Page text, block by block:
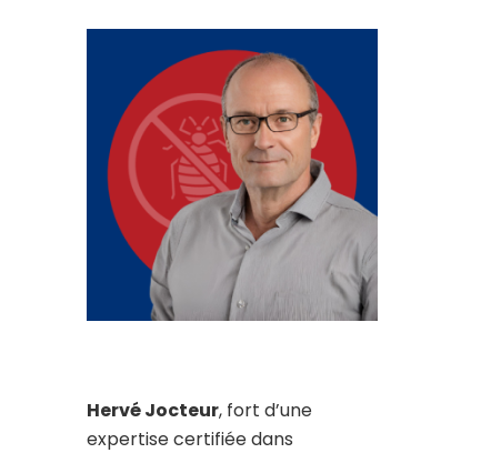
Hervé Jocteur, fort d’une
expertise certifiée dans